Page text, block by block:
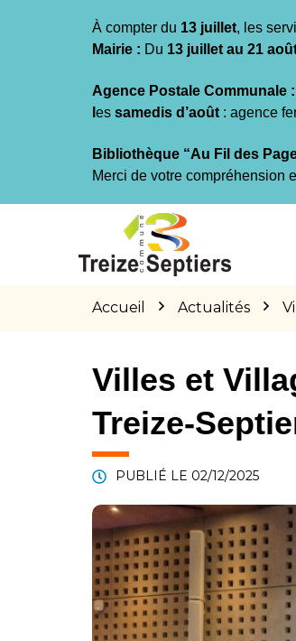
À compter du 13 juillet, les
Mairie : Du 13 juillet au 21
Agence Postale Communale :
es samedis d’août : agence
Bibliothèque “Au Fil des
Merci de votre compréhension
Accueil Actualités
Villes et
Treize-
PUBLIÉ LE 02/12/2025